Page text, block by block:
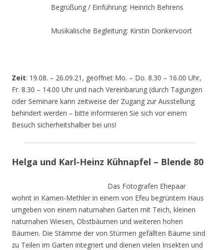
Begrüßung / Einführung: Heinrich Behrens
Musikalische Begleitung: Kirstin Donkervoort
Zeit: 19.08. – 26.09.21, geöffnet Mo. – Do. 8.30 – 16.00 Uhr,
Fr. 8.30 – 14.00 Uhr und nach Vereinbarung (durch Tagungen
oder Seminare kann zeitweise der Zugang zur Ausstellung
behindert werden – bitte informieren Sie sich vor einem
Besuch sicherheitshalber bei uns!
Helga und Karl-Heinz Kühnapfel – Blende 80
Das Fotografen Ehepaar
wohnt in Kamen-Methler in einem von Efeu begrüntem Haus
umgeben von einem naturnahen Garten mit Teich, kleinen
naturnahen Wiesen, Obstbäumen und weiteren hohen
Bäumen. Die Stämme der von Stürmen gefällten Bäume sind
zu Teilen im Garten integriert und dienen vielen Insekten und